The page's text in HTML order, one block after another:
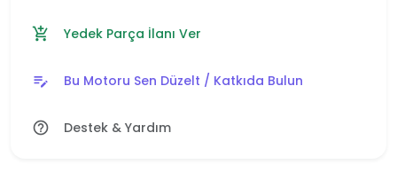
add_shopping_cart Yedek Parça İlanı Ver
edit_note Bu Motoru Sen Düzelt / Katkıda Bulun
help_outline Destek & Yardım